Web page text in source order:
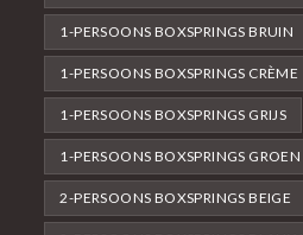
1-PERSOONS BOXSPRINGS BRUIN
1-PERSOONS BOXSPRINGS CRÈME
1-PERSOONS BOXSPRINGS GRIJS
1-PERSOONS BOXSPRINGS GROEN
2-PERSOONS BOXSPRINGS BEIGE